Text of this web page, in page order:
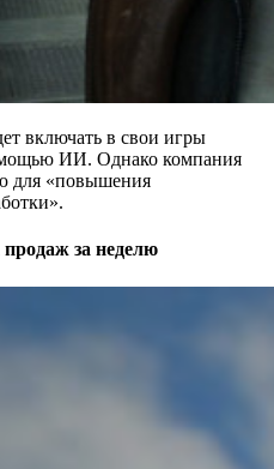
включать в свои игры
ИИ. Однако компания
для «повышения
за неделю